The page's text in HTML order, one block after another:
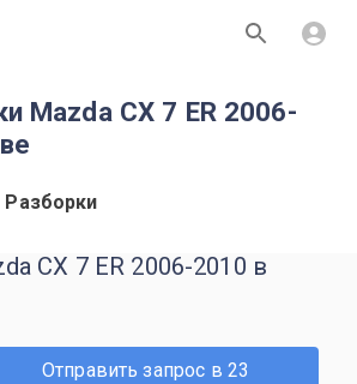
Mazda CX 7 ER 2006-
Разборки
CX 7 ER 2006-2010 в
Отправить запрос в 23